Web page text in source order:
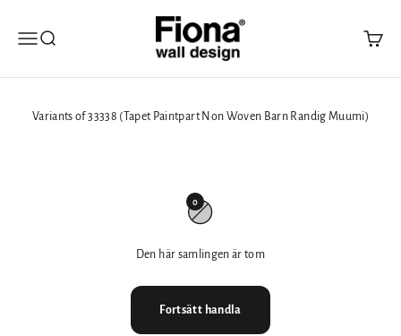
Öppna navigeringsmenyn
Öppna sök
Fiona Walldesign
Variants of 33338 (Tapet Paintpart Non Woven Barn Randig Muumi)
0
Den här samlingen är tom
Fortsätt handla